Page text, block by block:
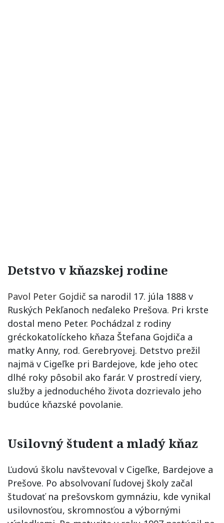
Detstvo v kňazskej rodine
Pavol Peter Gojdič sa narodil 17. júla 1888 v
Ruských Pekľanoch neďaleko Prešova. Pri krste
dostal meno Peter. Pochádzal z rodiny
gréckokatolíckeho kňaza Štefana Gojdiča a
matky Anny, rod. Gerebryovej. Detstvo prežil
najmä v Cigeľke pri Bardejove, kde jeho otec
dlhé roky pôsobil ako farár. V prostredí viery,
služby a jednoduchého života dozrievalo jeho
budúce kňazské povolanie.
Usilovný študent a mladý kňaz
Ľudovú školu navštevoval v Cigeľke, Bardejove a
Prešove. Po absolvovaní ľudovej školy začal
študovať na prešovskom gymnáziu, kde vynikal
usilovnosťou, skromnosťou a výbornými